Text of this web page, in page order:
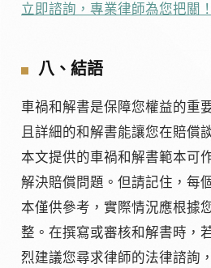
立即諮詢，專業律師為您把關！
八、結語
車禍和解書是保障您權益的重
且詳細的和解書能讓您在賠償
本文提供的車禍和解書範本可
解決賠償問題。但請記住，每
本僅供參考，實際情況應根據
整。在撰寫或審核和解書時，
烈建議您尋求律師的法律諮詢